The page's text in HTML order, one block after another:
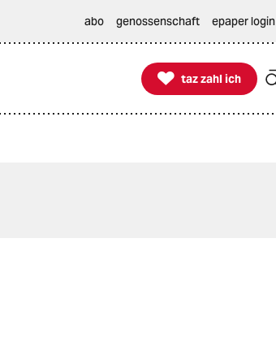
abo genossenschaft epaper login

taz zahl ich
taz zahl ich